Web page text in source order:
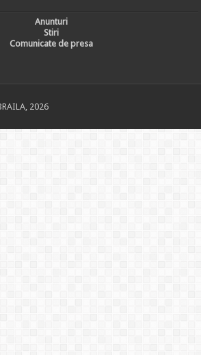
Anunturi
Stiri
Comunicate de presa
2026